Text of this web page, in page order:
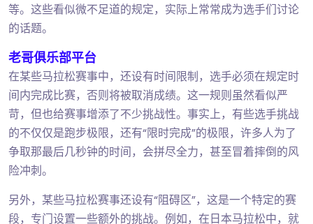
等。这些看似微不足道的规定，实际上常常成为选手们讨论
的话题。
老哥俱乐部平台
在某些马拉松赛事中，还设有时间限制，选手必须在规定时
间内完成比赛，否则将被取消成绩。这一规则虽然看似严
苛，但也给赛事增添了不少挑战性。事实上，有些选手挑战
的不仅仅是跑步极限，还有“限时完成”的极限，许多人为了
争取那最后几秒钟的时间，会拼尽全力，甚至冒着摔倒的风
险冲刺。
另外，某些马拉松赛事还设有“阻碍区”，这是一个特定的赛
段，专门设置一些额外的挑战。例如，在日本马拉松中，就